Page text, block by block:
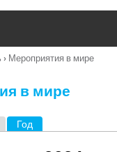
› Мероприятия в мире
в мире
Год